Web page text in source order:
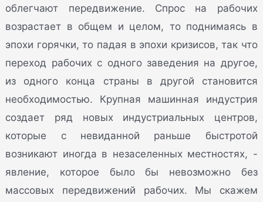
облегчают передвижение. Спрос на рабочих
возрастает в общем и целом, то поднимаясь в
эпохи горячки, то падая в эпохи кризисов, так что
переход рабочих с одного заведения на другое,
из одного конца страны в другой становится
необходимостью. Крупная машинная индустрия
создает ряд новых индустриальных центров,
которые с невиданной раньше быстротой
возникают иногда в незаселенных местностях, -
явление, которое было бы невозможно без
массовых передвижений рабочих. Мы скажем